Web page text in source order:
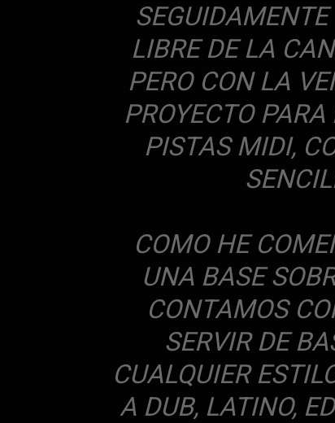
LIBRE DE LA
PERO CON LA
PROYECTO
PISTAS MIDI,
COMO HE
UNA BASE
CONTAMOS
SERVIR DE
CUALQUIER
A DUB, LATINO,